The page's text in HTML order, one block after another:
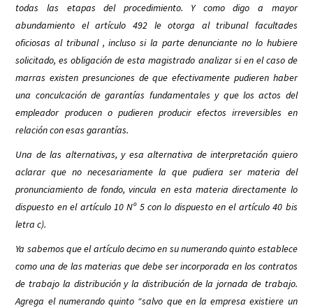
todas las etapas del procedimiento. Y como digo a mayor
abundamiento el artículo 492 le otorga al tribunal facultades
oficiosas al tribunal , incluso si la parte denunciante no lo hubiere
solicitado, es obligación de esta magistrado analizar si en el caso de
marras existen presunciones de que efectivamente pudieren haber
una conculcación de garantías fundamentales y que los actos del
empleador producen o pudieren producir efectos irreversibles en
relación con esas garantías.
Una de las alternativas, y esa alternativa de interpretación quiero
aclarar que no necesariamente la que pudiera ser materia del
pronunciamiento de fondo, vincula en esta materia directamente lo
dispuesto en el artículo 10 Nº 5 con lo dispuesto en el artículo 40 bis
letra c).
Ya sabemos que el artículo decimo en su numerando quinto establece
como una de las materias que debe ser incorporada en los contratos
de trabajo la distribución y la distribución de la jornada de trabajo.
Agrega el numerando quinto “salvo que en la empresa existiere un